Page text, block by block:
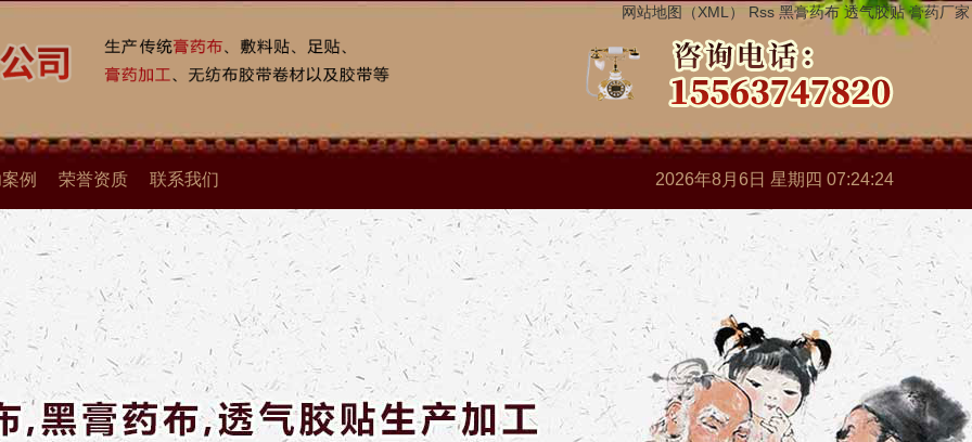
网站地图（XML） Rss 黑膏药布 透气胶贴 膏药厂家
例 荣誉资质 联系我们 2026年8月6日 星期四 07:24:25